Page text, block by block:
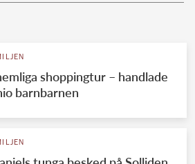
shoppingtur – handlade
barnbarnen